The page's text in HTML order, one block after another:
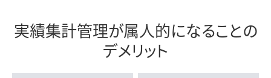
実績集計管理が属人的になることの
デメリット